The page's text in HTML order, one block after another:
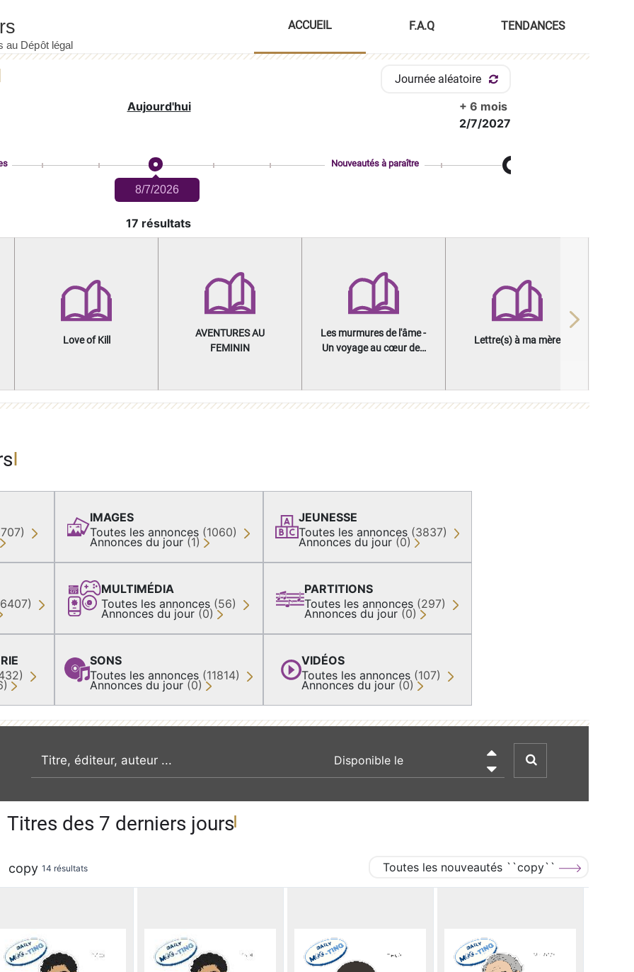
ACCUEIL F.A.Q TENDANCES
Journée aléatoire
Aujourd'hui
+ 6 mois
2/7/2027
8/7/2026
Nouveautés à paraître
17 résultats
Love of Kill
AVENTURES AU
FEMININ
Les murmures de l'âme -
Un voyage au cœur des
Lettre(s) à ma mère
Next
IMAGES
Toutes les annonces (1060)
Annonces du jour (1)
MULTIMÉDIA
Toutes les annonces (56)
Annonces du jour (0)
SONS
Toutes les annonces (11814)
Annonces du jour (0)
JEUNESSE
Toutes les annonces (3837)
Annonces du jour (0)
PARTITIONS
Toutes les annonces (297)
Annonces du jour (0)
VIDÉOS
Toutes les annonces (107)
Annonces du jour (0)
recherche par mot clé

Titres des 7 derniers jours
copy 14 résultats Toutes les nouveautés ``copy``